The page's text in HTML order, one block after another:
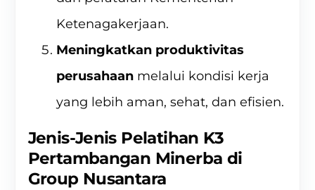
Ketenagakerjaan.
Meningkatkan produktivitas
perusahaanmelalui kondisi kerja
yang lebih aman, sehat, dan efisien.
Jenis-Jenis Pelatihan K3
Pertambangan Minerba di
Group Nusantara